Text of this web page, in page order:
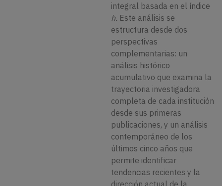
integral basada en el índice
h. Este análisis se
estructura desde dos
perspectivas
complementarias: un
análisis histórico
acumulativo que examina la
trayectoria investigadora
completa de cada institución
desde sus primeras
publicaciones, y un análisis
contemporáneo de los
últimos cinco años que
permite identificar
tendencias recientes y la
dirección actual de la